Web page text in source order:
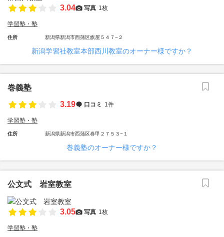
3.04 写真 1枚
学習塾・塾
住所 新潟県新潟市西蒲区旗屋５４７−２
新潟学習社教室本部西川教室のオーナー様ですか？
巻義塾
3.19
口コミ 1件
学習塾・塾
住所 新潟県新潟市西蒲区巻甲２７５３−１
巻義塾のオーナー様ですか？
公文式 岩室教室
3.05 写真 1枚
学習塾・塾